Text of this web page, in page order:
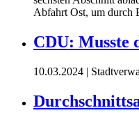
Abfahrt Ost, um durch
CDU: Musste
10.03.2024 |